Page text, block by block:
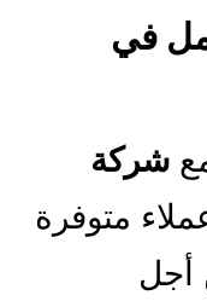
في
شركة
متوفرة
أجل